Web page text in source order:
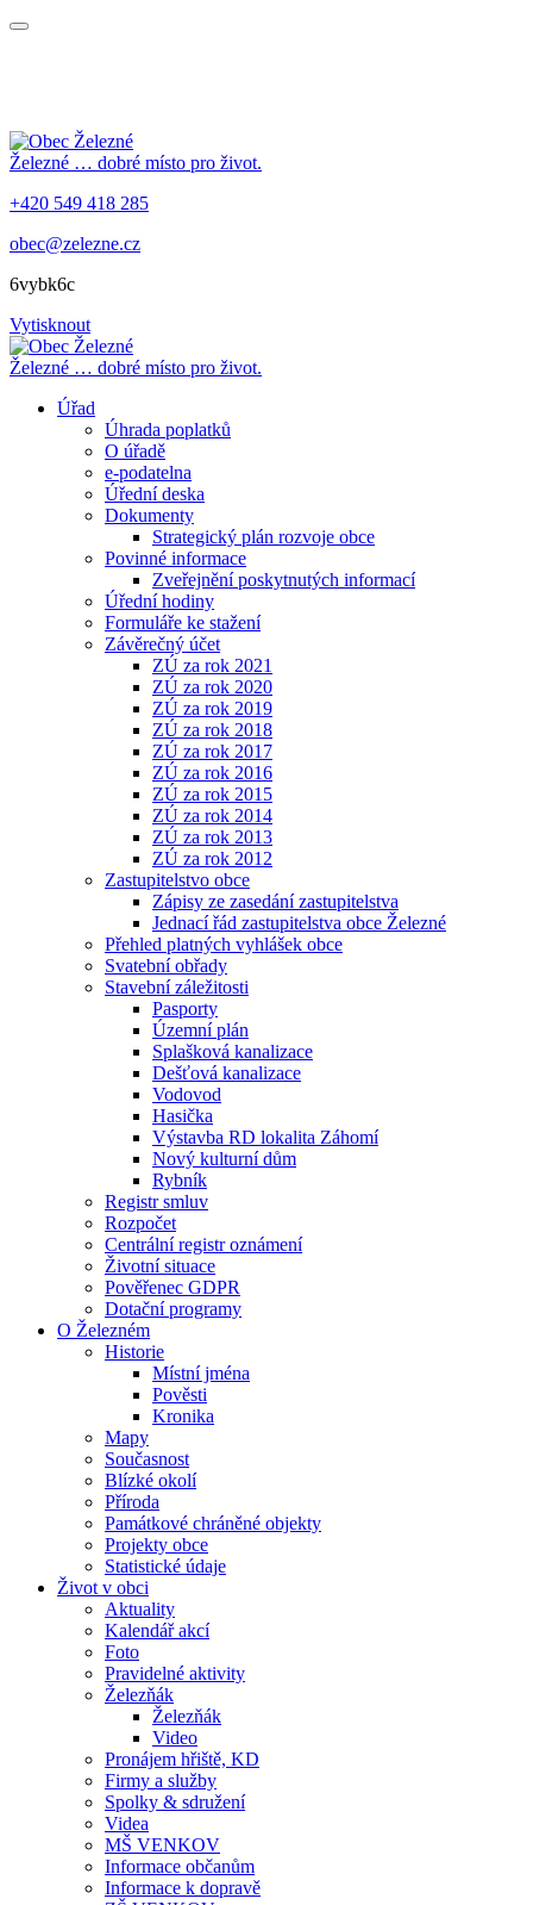
Železné … dobré místo pro život.
+420 549 418 285
obec@zelezne.cz
6vybk6c
Vytisknout
Železné … dobré místo pro život.
Úřad
Úhrada poplatků
O úřadě
e-podatelna
Úřední deska
Dokumenty
Strategický plán rozvoje obce
Povinné informace
Zveřejnění poskytnutých informací
Úřední hodiny
Formuláře ke stažení
Závěrečný účet
ZÚ za rok 2021
ZÚ za rok 2020
ZÚ za rok 2019
ZÚ za rok 2018
ZÚ za rok 2017
ZÚ za rok 2016
ZÚ za rok 2015
ZÚ za rok 2014
ZÚ za rok 2013
ZÚ za rok 2012
Zastupitelstvo obce
Zápisy ze zasedání zastupitelstva
Jednací řád zastupitelstva obce Železné
Přehled platných vyhlášek obce
Svatební obřady
Stavební záležitosti
Pasporty
Územní plán
Splašková kanalizace
Dešťová kanalizace
Vodovod
Hasička
Výstavba RD lokalita Záhomí
Nový kulturní dům
Rybník
Registr smluv
Rozpočet
Centrální registr oznámení
Životní situace
Pověřenec GDPR
Dotační programy
O Železném
Historie
Místní jména
Pověsti
Kronika
Mapy
Současnost
Blízké okolí
Příroda
Památkové chráněné objekty
Projekty obce
Statistické údaje
Život v obci
Aktuality
Kalendář akcí
Foto
Pravidelné aktivity
Železňák
Železňák
Video
Pronájem hřiště, KD
Firmy a služby
Spolky & sdružení
Videa
MŠ VENKOV
Informace občanům
Informace k dopravě